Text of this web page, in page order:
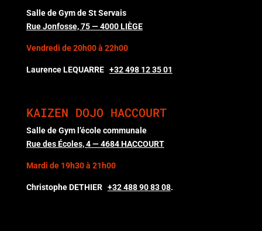
Salle de Gym de St Servais
Rue Jonfosse, 75 — 4000 LIÈGE
Vendredi de 20h00 à 22h00
Laurence LEQUARRE +32 498 12 35 01
KAIZEN DOJO HACCOURT
Salle de Gym l’école communale
Rue des Écoles, 4 — 4684 HACCOURT
Mardi de 19h30 à 21h00
Christophe DETHIER +32 488 90 83 08.